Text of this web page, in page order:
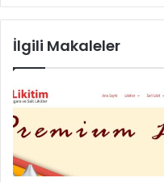
İlgili Makaleler